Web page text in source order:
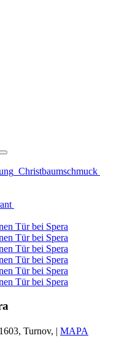
Christbaumschmuck
Turnov, | MAPA